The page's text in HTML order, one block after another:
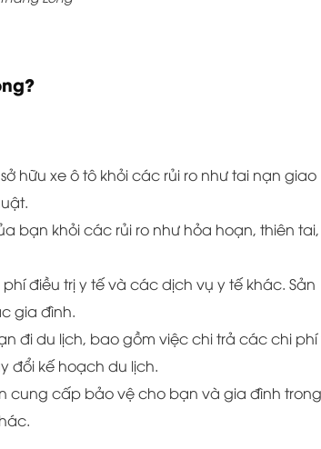
hữu xe ô tô khỏi các rủi ro như tai nạn giao
bạn khỏi các rủi ro như hỏa hoạn, thiên tai,
điều trị y tế và các dịch vụ y tế khác. Sản
gia đình.
đi du lịch, bao gồm việc chi trả các chi phí
đổi kế hoạch du lịch.
cung cấp bảo vệ cho bạn và gia đình trong